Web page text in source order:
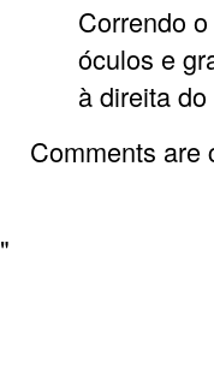
Correndo
óculos e
à direita
Comments are
"